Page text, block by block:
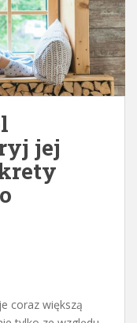
jej
coraz większą